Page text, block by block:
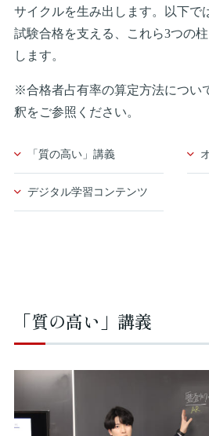
サイクルを生み出します。以下で
試験合格を支える、これら3つの
します。
※合格者占有率の算定方法につい
釈をご参照ください。
「質の高い」講義
デジタル学習コンテンツ
「質の高い」講義